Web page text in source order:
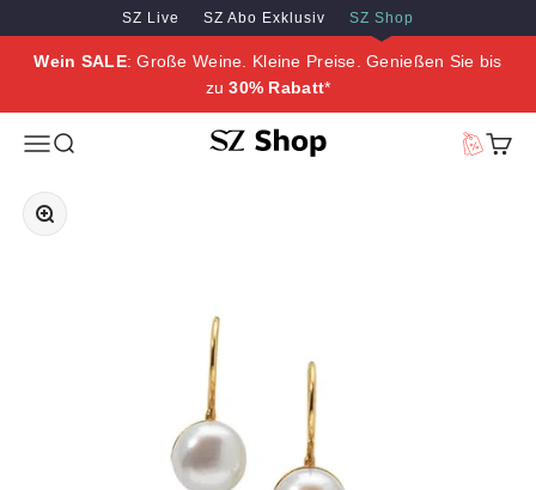
Zum Inhalt springen
Zum Hauptinhalt springen
SZ Live SZ Abo Exklusiv SZ Shop
Wein SALE: Große Weine. Kleine Preise. Genießen Sie bis
zu30% Rabatt*
MenüSuche SZ Erleben
Bild vergrößern